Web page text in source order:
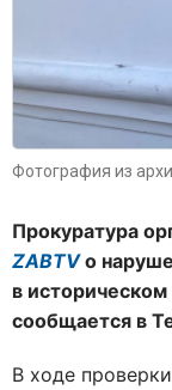
Фотография из
Прокуратура
ZABTVо
в
сообщается в
В ходе